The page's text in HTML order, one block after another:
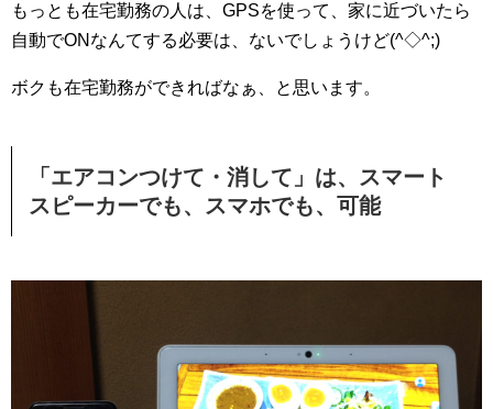
もっとも在宅勤務の人は、GPSを使って、家に近づいたら
自動でONなんてする必要は、ないでしょうけど(^◇^;)
ボクも在宅勤務ができればなぁ、と思います。
「エアコンつけて・消して」は、スマート
スピーカーでも、スマホでも、可能